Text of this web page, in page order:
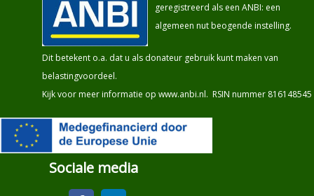
geregistreerd als een ANBI: een
algemeen nut beogende instelling.
Dit betekent o.a. dat u als donateur gebruik kunt maken van
belastingvoordeel.
Kijk voor meer informatie op www.anbi.nl. RSIN nummer 816148545
Sociale media